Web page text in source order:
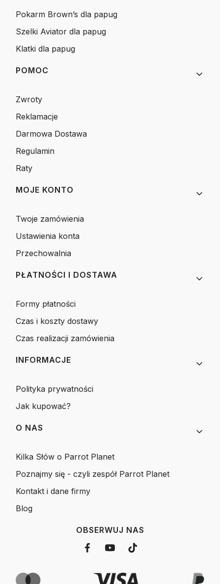
Pokarm Brown’s dla papug
Szelki Aviator dla papug
Klatki dla papug
POMOC
Zwroty
Reklamacje
Darmowa Dostawa
Regulamin
Raty
MOJE KONTO
Twoje zamówienia
Ustawienia konta
Przechowalnia
PŁATNOŚCI I DOSTAWA
Formy płatności
Czas i koszty dostawy
Czas realizacji zamówienia
INFORMACJE
Polityka prywatności
Jak kupować?
O NAS
Kilka Słów o Parrot Planet
Poznajmy się - czyli zespół Parrot Planet
Kontakt i dane firmy
Blog
OBSERWUJ NAS